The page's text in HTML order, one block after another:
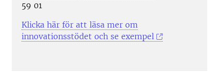
59 01
Klicka här för att läsa mer om
innovationsstödet och se exempel